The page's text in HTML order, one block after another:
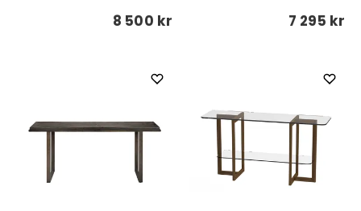
8 500 kr 7 295 kr